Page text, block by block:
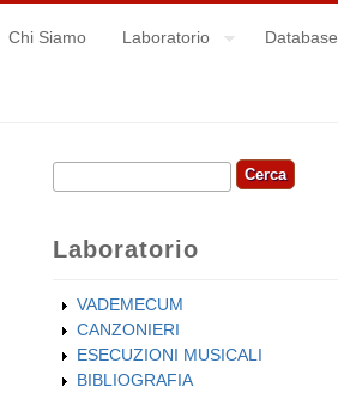
Chi Siamo Laboratorio
Form di ricerca
Cerca
Laboratorio
VADEMECUM
CANZONIERI
ESECUZIONI MUSICALI
BIBLIOGRAFIA